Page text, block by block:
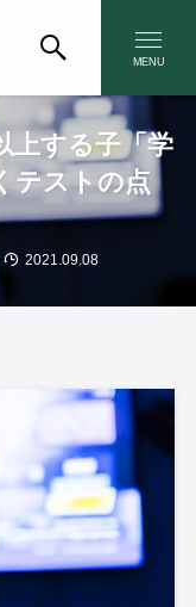
MENU
上する子「学
テストの点
2021.09.08